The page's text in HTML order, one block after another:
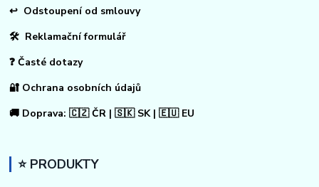
↩ Odstoupení od smlouvy
🛠 Reklamační formulář
❓ Časté dotazy
🔐 Ochrana osobních údajů
🚚 Doprava: 🇨🇿 ČR | 🇸🇰 SK | 🇪🇺 EU
⭐ PRODUKTY